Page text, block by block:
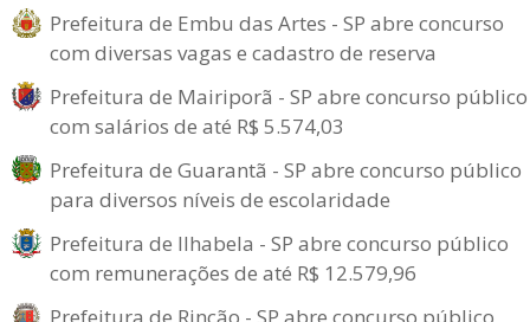
Prefeitura de Embu das Artes - SP abre concurso
com diversas vagas e cadastro de reserva
Prefeitura de Mairiporã - SP abre concurso público
com salários de até R$ 5.574,03
Prefeitura de Guarantã - SP abre concurso público
para diversos níveis de escolaridade
Prefeitura de Ilhabela - SP abre concurso público
com remunerações de até R$ 12.579,96